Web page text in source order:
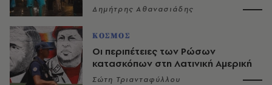
Δημήτρης Αθανασιάδης
ΚΟΣΜΟΣ
Οι περιπέτειες των Ρώσων
κατασκόπων στη Λατινική Αμερική
Σώτη Τριανταφύλλου